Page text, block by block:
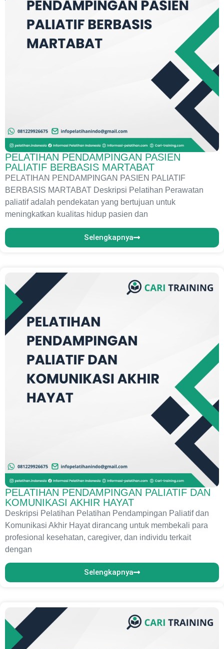
PELATIHAN PENDAMPINGAN PASIEN
PALIATIF BERBASIS MARTABAT
PELATIHAN PENDAMPINGAN PASIEN PALIATIF
BERBASIS MARTABAT Deskripsi Pelatihan Perawatan
paliatif adalah pendekatan yang bertujuan untuk
meningkatkan kualitas hidup pasien dan
Selengkapnya
PELATIHAN PENDAMPINGAN PALIATIF DAN
KOMUNIKASI AKHIR HAYAT
Deskripsi Pelatihan Pelatihan Pendampingan Paliatif dan
Komunikasi Akhir Hayat dirancang untuk membekali para
profesional kesehatan, caregiver, dan individu terkait
dengan
Selengkapnya